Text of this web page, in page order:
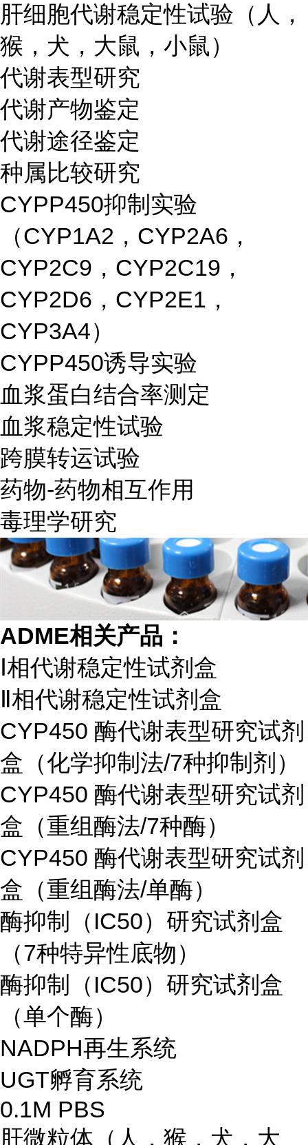
肝细胞代谢稳定性试验（人，
猴，犬，大鼠，小鼠）
代谢表型研究
代谢产物鉴定
代谢途径鉴定
种属比较研究
CYPP450抑制实验
（CYP1A2，CYP2A6，
CYP2C9，CYP2C19，
CYP2D6，CYP2E1，
CYP3A4）
CYPP450诱导实验
血浆蛋白结合率测定
血浆稳定性试验
跨膜转运试验
药物-药物相互作用
毒理学研究
ADME相关产品：
Ⅰ相代谢稳定性试剂盒
Ⅱ相代谢稳定性试剂盒
CYP450 酶代谢表型研究试剂
盒（化学抑制法/7种抑制剂）
CYP450 酶代谢表型研究试剂
盒（重组酶法/7种酶）
CYP450 酶代谢表型研究试剂
盒（重组酶法/单酶）
酶抑制（IC50）研究试剂盒
（7种特异性底物）
酶抑制（IC50）研究试剂盒
（单个酶）
NADPH再生系统
UGT孵育系统
0.1M PBS
肝微粒体（人，猴，犬，大